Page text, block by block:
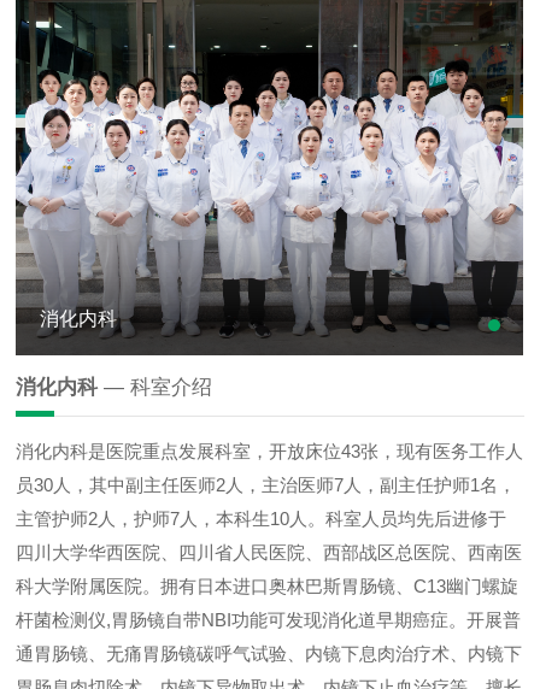
消化内科
消化内科— 科室介绍
消化内科是医院重点发展科室，开放床位43张，现有医务工作人
员30人，其中副主任医师2人，主治医师7人，副主任护师1名，
主管护师2人，护师7人，本科生10人。科室人员均先后进修于
四川大学华西医院、四川省人民医院、西部战区总医院、西南医
科大学附属医院。拥有日本进口奥林巴斯胃肠镜、C13幽门螺旋
杆菌检测仪,胃肠镜自带NBI功能可发现消化道早期癌症。开展普
通胃肠镜、无痛胃肠镜碳呼气试验、内镜下息肉治疗术、内镜下